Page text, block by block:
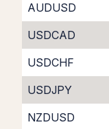
AUDUSD
USDCAD
USDCHF
USDJPY
NZDUSD